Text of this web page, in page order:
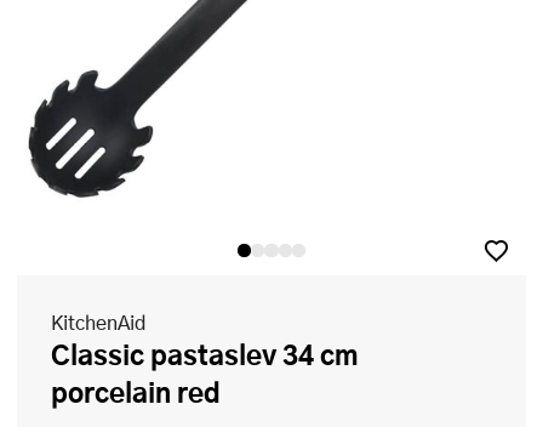
KitchenAid
Classic pastaslev 34 cm
porcelain red